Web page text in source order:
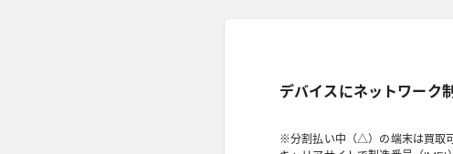
デバイスにネットワーク
※分割払い中（△）の端末は買取